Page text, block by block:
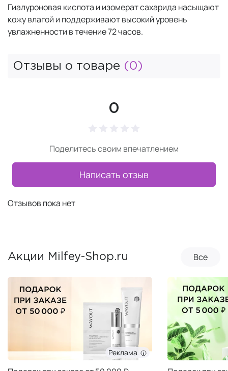
Гиалуроновая кислота и изомерат сахарида насыщают
кожу влагой и поддерживают высокий уровень
увлажненности в течение 72 часов.
Отзывы о товаре (0)
0
Поделитесь своим впечатлением
Написать отзыв
Отзывов пока нет
Акции Milfey-Shop.ru Все
Реклама